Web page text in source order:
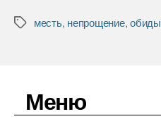
e
k
t
р
ь
Меткиместь, непрощение,обиды
Меню